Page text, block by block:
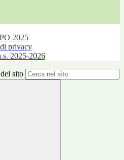
2025
privacy
2025-2026
sito